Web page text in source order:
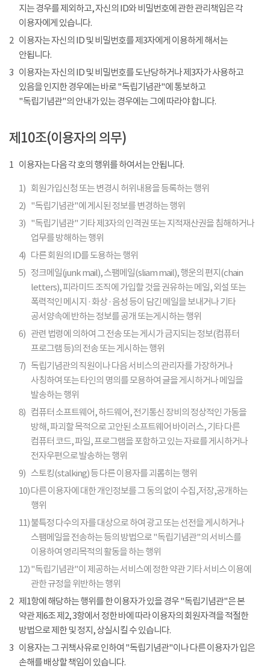
지는 경우를 제외하고, 자신의 ID와 비밀번호에 관한 관리책임은 각
이용자에게 있습니다.
2 이용자는 자신의 ID 및 비밀번호를 제3자에게 이용하게 해서는
안됩니다.
3 이용자는 자신의 ID 및 비밀번호를 도난당하거나 제3자가 사용하고
있음을 인지한 경우에는 바로 "독립기념관"에 통보하고
"독립기념관"의 안내가 있는 경우에는 그에 따라야 합니다.
제10조(이용자의 의무)
1 이용자는 다음 각 호의 행위를 하여서는 안됩니다.
1) 회원가입신청 또는 변경시 허위내용을 등록하는 행위
2) "독립기념관"에 게시된 정보를 변경하는 행위
3) "독립기념관" 기타 제3자의 인격권 또는 지적재산권을 침해하거나
업무를 방해하는 행위
4) 다른 회원의 ID를 도용하는 행위
5) 정크메일(junk mail), 스팸메일(sliam mail), 행운의 편지(chain
letters), 피라미드 조직에 가입할 것을 권유하는 메일, 외설 또는
폭력적인 메시지 · 화상 · 음성 등이 담긴 메일을 보내거나 기타
공서양속에 반하는 정보를 공개 또는게시하는 행위
6) 관련 법령에 의하여 그 전송 또는 게시가 금지되는 정보(컴퓨터
프로그램 등)의 전송 또는 게시하는 행위
7) 독립기념관의 직원이나 다음 서비스의 관리자를 가장하거나
사칭하여 또는 타인의 명의를 모용하여 글을 게시하거나 메일을
발송하는 행위
8) 컴퓨터 소프트웨어, 하드웨어, 전기통신 장비의 정상적인 가동을
방해, 파괴할 목적으로 고안된 소프트웨어 바이러스, 기타 다른
컴퓨터 코드, 파일, 프로그램을 포함하고 있는 자료를 게시하거나
전자우편으로 발송하는 행위
9) 스토킹(stalking) 등 다른 이용자를 괴롭히는 행위
10)다른 이용자에 대한 개인정보를 그 동의 없이 수집,저장,공개하는
행위
11)불특정 다수의 자를 대상으로 하여 광고 또는 선전을 게시하거나
스팸메일을 전송하는 등의 방법으로 "독립기념관"의 서비스를
이용하여 영리목적의 활동을 하는 행위
12)"독립기념관"이 제공하는 서비스에 정한 약관 기타 서비스 이용에
관한 규정을 위반하는 행위
2 제1항에 해당하는 행위를 한 이용자가 있을 경우 "독립기념관"은 본
약관 제6조 제2, 3항에서 정한 바에 따라 이용자의 회원자격을 적절한
방법으로 제한 및 정지, 상실시킬 수 있습니다.
3 이용자는 그 귀책사유로 인하여 "독립기념관"이나 다른 이용자가 입은
손해를 배상할 책임이 있습니다.